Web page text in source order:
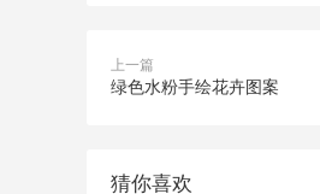
上一篇
绿色水粉手绘花卉图案
猜你喜欢